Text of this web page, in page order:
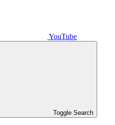
YouTube
Toggle Search